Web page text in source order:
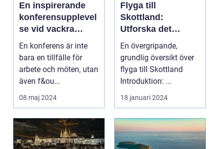
En inspirerande
konferensupplevel
se vid vackra
Tylösand
En konferens är inte
bara en tillfälle för
arbete och möten, utan
även f&ou...
08 maj 2024
Flyga till
Skottland:
Utforska det
vackra landet på
ännu enklast sätt
En övergripande,
grundlig översikt över
flyga till Skottland
Introduktion: ...
18 januari 2024